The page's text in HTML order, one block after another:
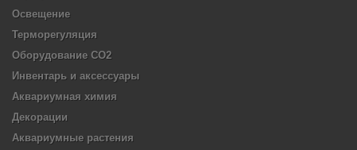
Освещение
Терморегуляция
Оборудование CO2
Инвентарь и аксессуары
Аквариумная химия
Декорации
Аквариумные растения